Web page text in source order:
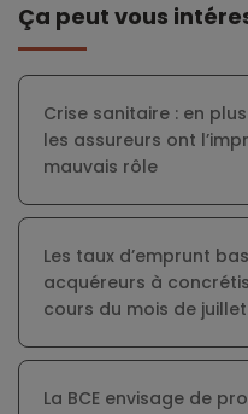
Ça peut vous
Crise sanitaire : en
les assureurs ont
mauvais rôle
Les taux d’emprunt
acquéreurs à
cours du mois de
La BCE envisage de